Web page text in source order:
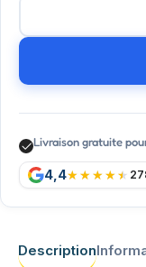
Livraison gratuite
4,4
Description